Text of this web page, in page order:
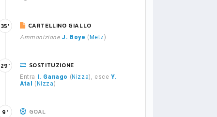
CARTELLINO GIALLO
Ammonizione J. Boye ( Metz)
35'
SOSTITUZIONE
Entra I. Ganago ( Nizza), esceY.
Atal
( Nizza)
29'
GOAL
9'